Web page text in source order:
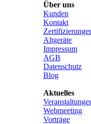
Über uns
Kunden
Kontakt
Altgeräte
Impressum
AGB
Datenschutz
Blog
Aktuelles
Webmeeting
Vorträge